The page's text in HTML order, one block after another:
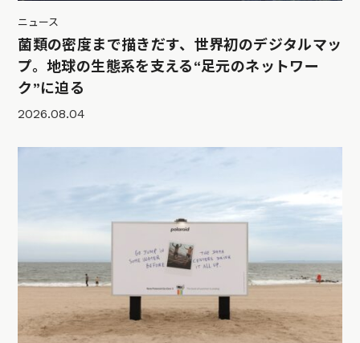
ニュース
菌類の密度まで描きだす、世界初のデジタルマッ
プ。地球の生態系を支える“足元のネットワー
ク”に迫る
2026.08.04